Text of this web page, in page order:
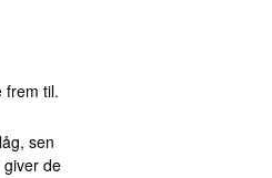
frem til.
sen
de